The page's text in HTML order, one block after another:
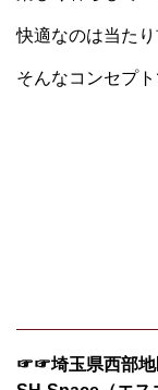
快適なのは当た
そんなコンセプ
☞☞埼玉県西部地